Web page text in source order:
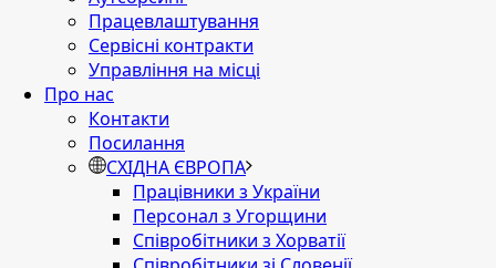
Працевлаштування
Сервісні контракти
Управління на місці
Про нас
Контакти
Посилання
СХІДНА ЄВРОПА
Працівники з України
Персонал з Угорщини
Співробітники з Хорватії